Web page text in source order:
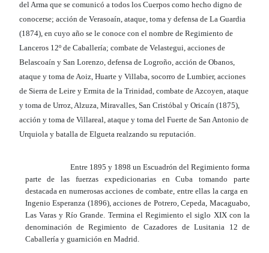
del Arma que se comunicó a todos los Cuerpos como hecho digno de
conocerse; acción de Verasoaín, ataque, toma y defensa de La Guardia
(1874), en cuyo año se le conoce con el nombre de Regimiento de
Lanceros 12º de Caballería; combate de Velastegui, acciones de
Belascoaín y San Lorenzo, defensa de Logroño, acción de Obanos,
ataque y toma de Aoiz, Huarte y Villaba, socorro de Lumbier, acciones
de Sierra de Leire y Ermita de la Trinidad, combate de Azcoyen, ataque
y toma de Urroz, Alzuza, Miravalles, San Cristóbal y Oricaín (1875),
acción y toma de Villareal, ataque y toma del Fuerte de San Antonio de
Urquiola y batalla de Elgueta realzando su reputación.
Entre 1895 y 1898 un Escuadrón del Regimiento forma
parte de las fuerzas expedicionarias en Cuba tomando parte
destacada en numerosas acciones de combate, entre ellas la carga en
Ingenio Esperanza (1896), acciones de Potrero, Cepeda, Macaguabo,
Las Varas y Río Grande. Termina el Regimiento el siglo XIX con la
denominación de Regimiento de Cazadores de Lusitania 12 de
Caballería y guarnición en Madrid.